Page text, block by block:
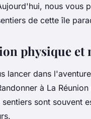
nous vous
de cette île
physique et
lancer dans
à La
sentiers sont souvent